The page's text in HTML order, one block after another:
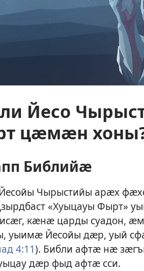
Йесо
цӕмӕн
Библийӕ
Чырыстийы арӕх
«Хуыцауы Фырт»
кӕнӕ царды суадон,
уыимӕ Йесойы дӕр, уый
4:11). Библи афтӕ нӕ
дӕр фыд афтӕ сси.